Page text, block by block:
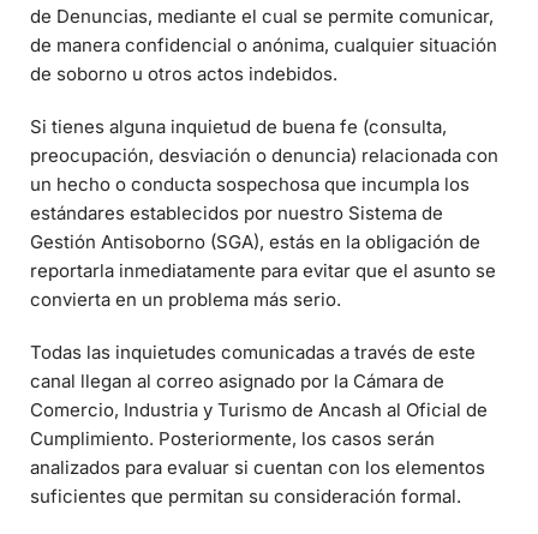
de Denuncias, mediante el cual se permite comunicar,
de manera confidencial o anónima, cualquier situación
de soborno u otros actos indebidos.
Si tienes alguna inquietud de buena fe (consulta,
preocupación, desviación o denuncia) relacionada con
un hecho o conducta sospechosa que incumpla los
estándares establecidos por nuestro Sistema de
Gestión Antisoborno (SGA), estás en la obligación de
reportarla inmediatamente para evitar que el asunto se
convierta en un problema más serio.
Todas las inquietudes comunicadas a través de este
canal llegan al correo asignado por la Cámara de
Comercio, Industria y Turismo de Ancash al Oficial de
Cumplimiento. Posteriormente, los casos serán
analizados para evaluar si cuentan con los elementos
suficientes que permitan su consideración formal.